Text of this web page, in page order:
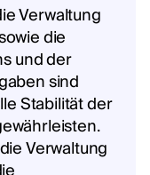
Verwaltung
die
und der
sind
Stabilität der
Verwaltung